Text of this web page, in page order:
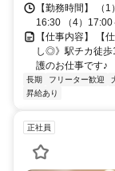
【勤務時間】 （
16:30 （4）
【仕事内容】 【
し◎》駅チカ徒歩
護のお仕事です♪
長期 フリーター歓迎
昇給あり
正社員